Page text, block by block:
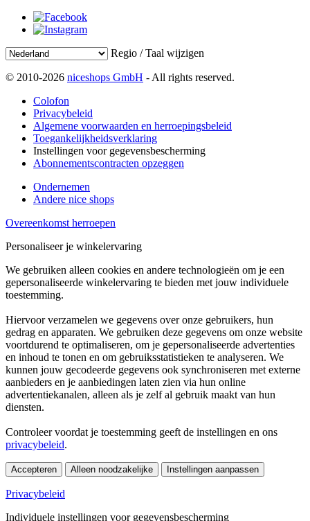
Regio / Taal wijzigen
© 2010-2026 niceshops GmbH - All rights reserved.
Colofon
Privacybeleid
Algemene voorwaarden en herroepingsbeleid
Toegankelijkheidsverklaring
Instellingen voor gegevensbescherming
Abonnementscontracten opzeggen
Ondernemen
Andere nice shops
Overeenkomst herroepen
Personaliseer je winkelervaring
We gebruiken alleen cookies en andere technologieën om je een
gepersonaliseerde winkelervaring te bieden met jouw individuele
toestemming.
Hiervoor verzamelen we gegevens over onze gebruikers, hun
gedrag en apparaten. We gebruiken deze gegevens om onze website
voortdurend te optimaliseren, om je gepersonaliseerde advertenties
en inhoud te tonen en om gebruiksstatistieken te analyseren. We
kunnen jouw gecodeerde gegevens ook synchroniseren met externe
aanbieders en je aanbiedingen laten zien via hun online
advertentiekanalen, alleen als je zelf al gebruik maakt van hun
diensten.
Controleer voordat je toestemming geeft de instellingen en ons
privacybeleid.
Accepteren Alleen noodzakelijke Instellingen aanpassen
Privacybeleid
Individuele instellingen voor gegevensbescherming